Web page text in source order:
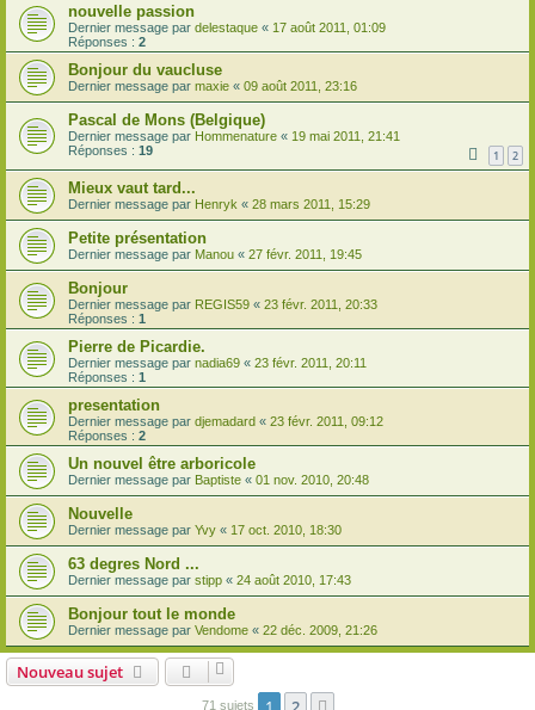
nouvelle passion
Dernier message par delestaque « 17 août 2011, 01:09
Réponses : 2
Bonjour du vaucluse
Dernier message par maxie « 09 août 2011, 23:16
Pascal de Mons (Belgique)
Dernier message par Hommenature « 19 mai 2011, 21:41
Réponses : 19 1 2
Mieux vaut tard...
Dernier message par Henryk « 28 mars 2011, 15:29
Petite présentation
Dernier message par Manou « 27 févr. 2011, 19:45
Bonjour
Dernier message par REGIS59 « 23 févr. 2011, 20:33
Réponses : 1
Pierre de Picardie.
Dernier message par nadia69 « 23 févr. 2011, 20:11
Réponses : 1
presentation
Dernier message par djemadard « 23 févr. 2011, 09:12
Réponses : 2
Un nouvel être arboricole
Dernier message par Baptiste « 01 nov. 2010, 20:48
Nouvelle
Dernier message par Yvy « 17 oct. 2010, 18:30
63 degres Nord ...
Dernier message par stipp « 24 août 2010, 17:43
Bonjour tout le monde
Dernier message par Vendome « 22 déc. 2009, 21:26
Nouveau sujet
71 sujets